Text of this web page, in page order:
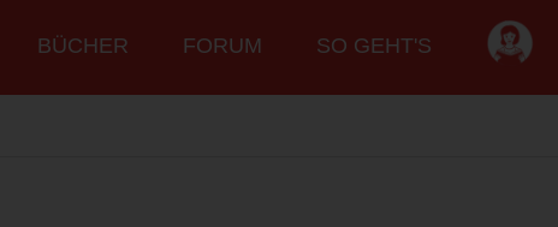
BÜCHER FORUM SO GEHT'S